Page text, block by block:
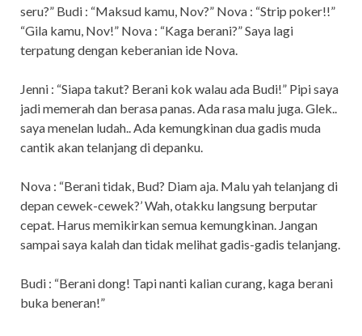
seru?” Budi : “Maksud kamu, Nov?” Nova : “Strip poker!!”
“Gila kamu, Nov!” Nova : “Kaga berani?” Saya lagi
terpatung dengan keberanian ide Nova.
Jenni : “Siapa takut? Berani kok walau ada Budi!” Pipi saya
jadi memerah dan berasa panas. Ada rasa malu juga. Glek..
saya menelan ludah.. Ada kemungkinan dua gadis muda
cantik akan telanjang di depanku.
Nova : “Berani tidak, Bud? Diam aja. Malu yah telanjang di
depan cewek-cewek?’ Wah, otakku langsung berputar
cepat. Harus memikirkan semua kemungkinan. Jangan
sampai saya kalah dan tidak melihat gadis-gadis telanjang.
Budi : “Berani dong! Tapi nanti kalian curang, kaga berani
buka beneran!”